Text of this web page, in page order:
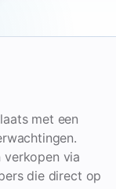
met een
verkopen via
die direct op